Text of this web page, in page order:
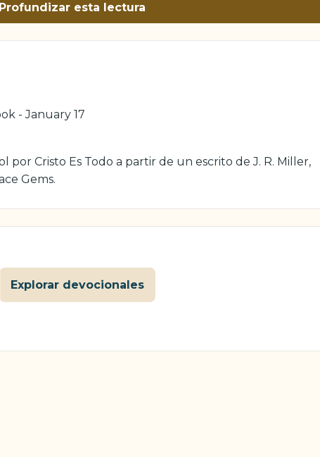
Profundizar esta lectura
- January 17
por Cristo Es Todo a partir de un escrito de J. R. Miller,
Gems.
Explorar devocionales